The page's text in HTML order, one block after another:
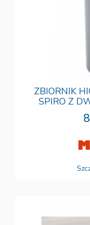
ZBIORNIK
SPIRO Z